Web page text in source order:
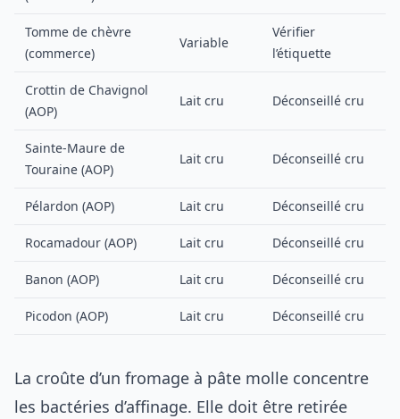
Tomme de chèvre
(commerce)
Variable
Vérifier
l’étiquette
Crottin de Chavignol
(AOP)
Lait cru Déconseillé cru
Sainte-Maure de
Touraine (AOP)
Lait cru Déconseillé cru
Pélardon (AOP) Lait cru Déconseillé cru
Rocamadour (AOP) Lait cru Déconseillé cru
Banon (AOP) Lait cru Déconseillé cru
Picodon (AOP) Lait cru Déconseillé cru
La croûte d’un fromage à pâte molle concentre
les bactéries d’affinage. Elle doit être retirée